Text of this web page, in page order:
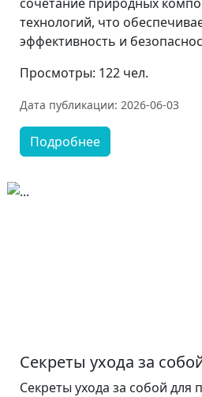
технологий, что
эффективность и
Просмотры: 122 чел.
Дата публикации: 2026-06-03
Подробнее
Секреты ухода за
Секреты ухода за собой для